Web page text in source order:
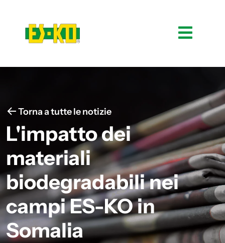
Torna a tutte le notizie
L'impatto dei
materiali
biodegradabili nei
campi ES-KO in
Somalia